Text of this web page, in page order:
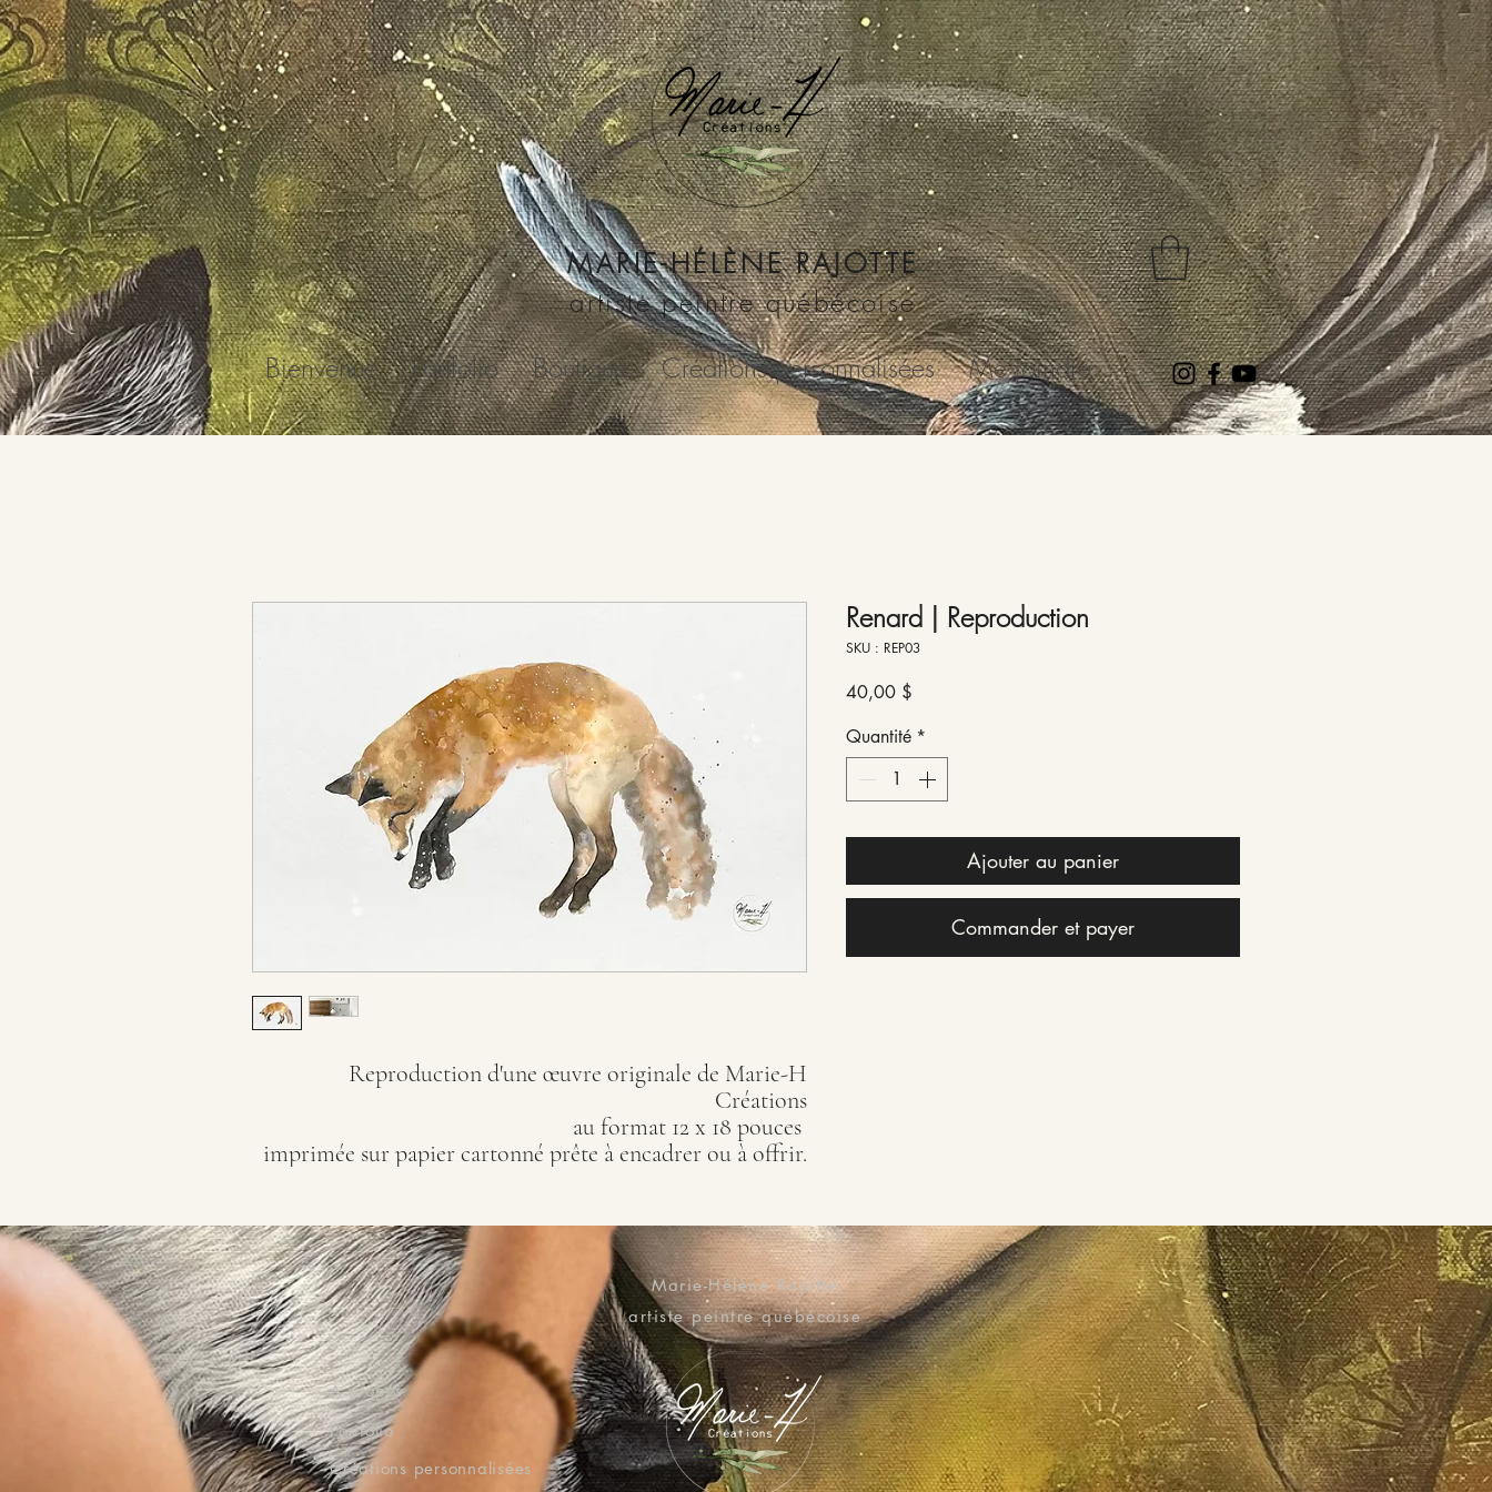
MARIE-HÉLÈNE RAJOTTE
artiste peintre québécoise
Bienvenue
Portfolio Boutique Créations personnalisées Me joindre
Reproduction d'une œuvre originale de Marie-H
Créations
au format 12 x 18 pouces
imprimée sur papier cartonné prête à encadrer ou à offrir.
Renard | Reproduction
SKU : REP03
40,00 $
Quantité *
Ajouter au panier
Commander et payer
Marie-Hélène Rajotte
artiste peintre québécoise
À propos
Portfolio
Créations personnalisées